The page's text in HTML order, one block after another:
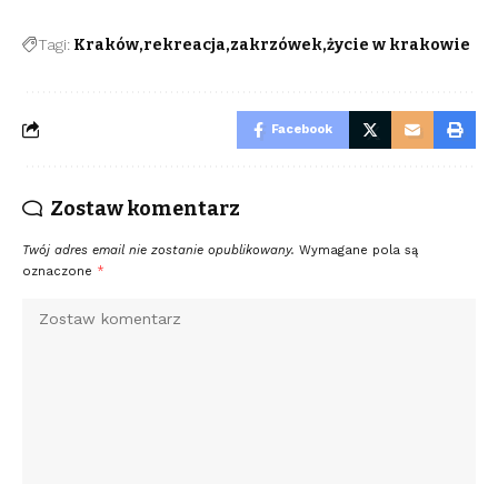
Tagi: Kraków rekreacja zakrzówek życie w krakowie
Facebook
Zostaw komentarz
Twój adres email nie zostanie opublikowany. Wymagane pola są
oznaczone *